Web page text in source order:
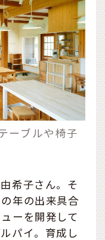
ーブルや椅子
希子さん。そ
年の出来具合
ーを開発して
パイ。育成し